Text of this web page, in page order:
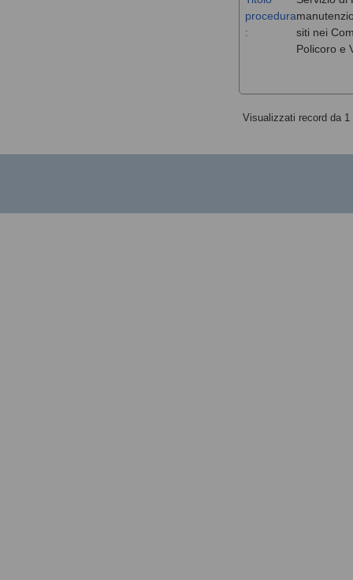
procedura
:
siti nei
Policoro e
Visualizzati record da 1